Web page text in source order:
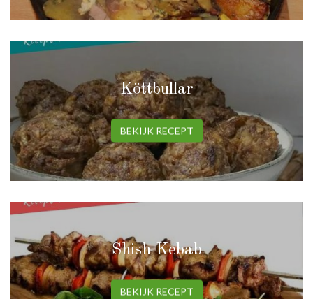
Köttbullar
BEKIJK RECEPT
Shish Kebab
BEKIJK RECEPT